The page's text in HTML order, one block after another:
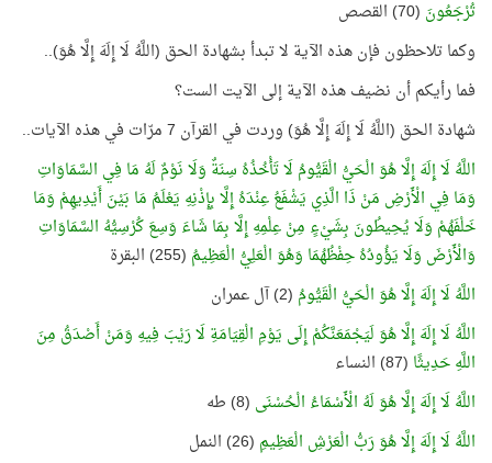
تُرْجَعُونَ (70) القصص
وكما تلاحظون فإن هذه الآية لا تبدأ بشهادة الحق (اللَّهُ لَا إِلَهَ إِلَّا هُوَ)..
فما رأيكم أن نضيف هذه الآية إلى الآيت الست؟
شهادة الحق (اللَّهُ لَا إِلَهَ إِلَّا هُوَ) وردت في القرآن 7 مرّات في هذه الآيات..
اللَّهُ لَا إِلَهَ إِلَّا هُوَ الْحَيُّ الْقَيُّومُ لَا تَأْخُذُهُ سِنَةٌ وَلَا نَوْمٌ لَهُ مَا فِي السَّمَاوَاتِ
وَمَا فِي الْأَرْضِ مَنْ ذَا الَّذِي يَشْفَعُ عِنْدَهُ إِلَّا بِإِذْنِهِ يَعْلَمُ مَا بَيْنَ أَيْدِيهِمْ وَمَا
خَلْفَهُمْ وَلَا يُحِيطُونَ بِشَيْءٍ مِنْ عِلْمِهِ إِلَّا بِمَا شَاءَ وَسِعَ كُرْسِيُّهُ السَّمَاوَاتِ
وَالْأَرْضَ وَلَا يَؤُودُهُ حِفْظُهُمَا وَهُوَ الْعَلِيُّ الْعَظِيمُ (255) البقرة
اللَّهُ لَا إِلَهَ إِلَّا هُوَ الْحَيُّ الْقَيُّومُ (2) آل عمران
اللَّهُ لَا إِلَهَ إِلَّا هُوَ لَيَجْمَعَنَّكُمْ إِلَى يَوْمِ الْقِيَامَةِ لَا رَيْبَ فِيهِ وَمَنْ أَصْدَقُ مِنَ
اللَّهِ حَدِيثًا (87) النساء
اللَّهُ لَا إِلَهَ إِلَّا هُوَ لَهُ الْأَسْمَاءُ الْحُسْنَى (8) طه
اللَّهُ لَا إِلَهَ إِلَّا هُوَ رَبُّ الْعَرْشِ الْعَظِيمِ (26) النمل